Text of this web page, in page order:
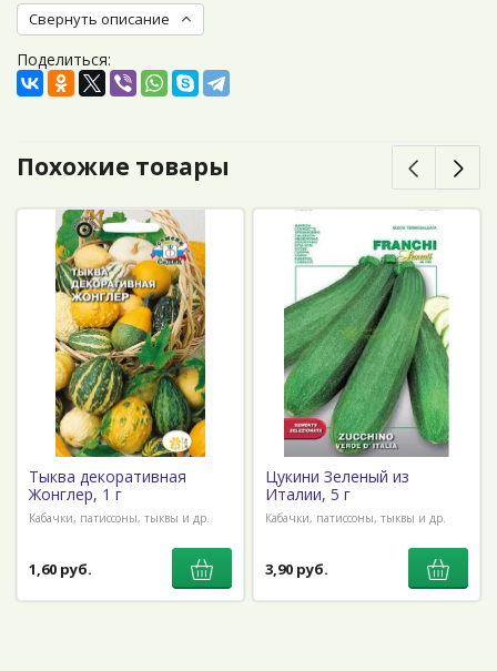
Свернуть описание
Поделиться:
Похожие товары
Тыква декоративная
Жонглер, 1 г
Кабачки, патиссоны, тыквы и др.
1,60 руб.
Цукини Зеленый из
Италии, 5 г
Кабачки, патиссоны, тыквы и др.
3,90 руб.